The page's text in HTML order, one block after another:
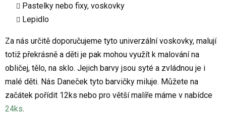
Pastelky nebo fixy, voskovky
Lepidlo
Za nás určitě doporučujeme tyto univerzální voskovky, malují
totiž překrásně a děti je pak mohou využít k malování na
obličej, tělo, na sklo. Jejich barvy jsou syté a zvládnou je i
malé děti. Nás Daneček tyto barvičky miluje. Můžete na
začátek pořídit 12ks nebo pro větší malíře máme v nabídce
24ks.